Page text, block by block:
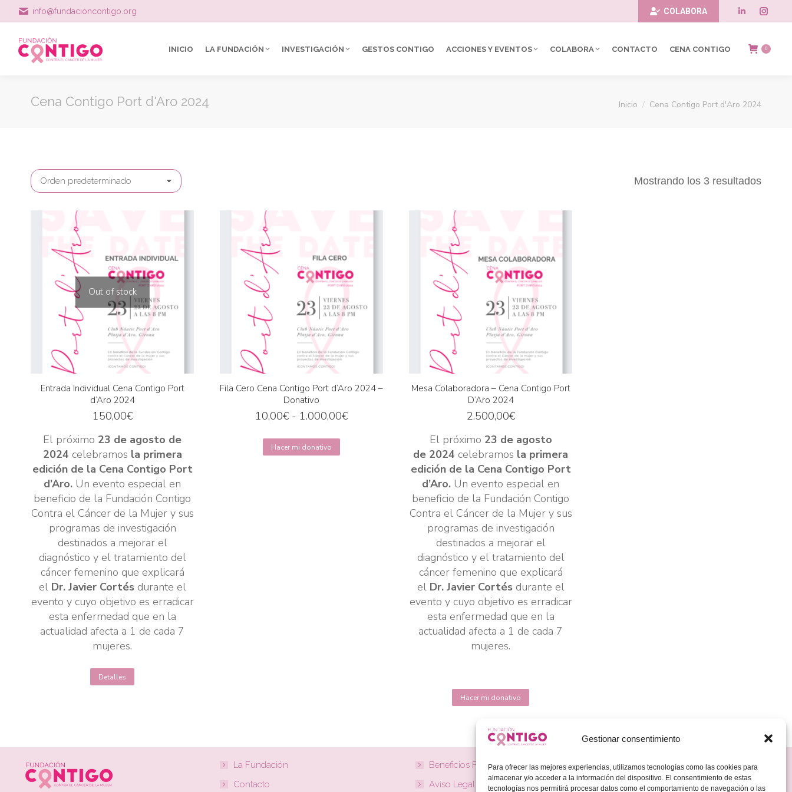
Gestionar consentimiento
Para ofrecer las mejores experiencias, utilizamos tecnologías como las cookies para
almacenar y/o acceder a la información del dispositivo. El consentimiento de estas
tecnologías nos permitirá procesar datos como el comportamiento de navegación o las
info@fundacioncontigo.org COLABORA
Linkedin
page
new
page
INICIO LA FUNDACIÓN INVESTIGACIÓN GESTOS CONTIGO ACCIONES Y EVENTOS COLABORA CONTACTO CENA CONTIGO 0
Cena Contigo Port d'Aro 2024 Estás aquí:
Inicio Cena Contigo Port d'Aro 2024
Mostrando los 3 resultados
Out of stock
Entrada Individual Cena Contigo Port
d’Aro 2024
150,00€
El próximo 23 de agosto de
2024 celebramos la primera
edición de la Cena Contigo Port
d’Aro. Un evento especial en
beneficio de la Fundación Contigo
Contra el Cáncer de la Mujer y sus
programas de investigación
destinados a mejorar el
diagnóstico y el tratamiento del
cáncer femenino que explicará
el Dr. Javier Cortés durante el
evento y cuyo objetivo es erradicar
esta enfermedad que en la
actualidad afecta a 1 de cada 7
mujeres.
Detalles
Fila Cero Cena Contigo Port d’Aro 2024 –
Donativo
10,00€ - 1.000,00€Rango
Hacer mi donativo
producto
Mesa Colaboradora – Cena Contigo Port
D’Aro 2024
2.500,00€
El próximo 23 de agosto
de 2024 celebramos la primera
edición de la Cena Contigo Port
d’Aro. Un evento especial en
beneficio de la Fundación Contigo
Contra el Cáncer de la Mujer y sus
programas de investigación
destinados a mejorar el
diagnóstico y el tratamiento del
cáncer femenino que explicará
el Dr. Javier Cortés durante el
evento y cuyo objetivo es erradicar
esta enfermedad que en la
actualidad afecta a 1 de cada 7
mujeres.
Hacer mi donativo
La Fundación
Contacto
Beneficios Fiscales
Aviso Legal
Redes Sociales
Encuéntranos en:
LinkedINInstagram